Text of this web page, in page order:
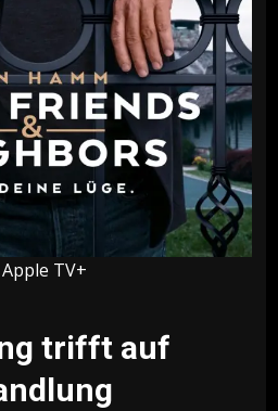
TV+
trifft auf